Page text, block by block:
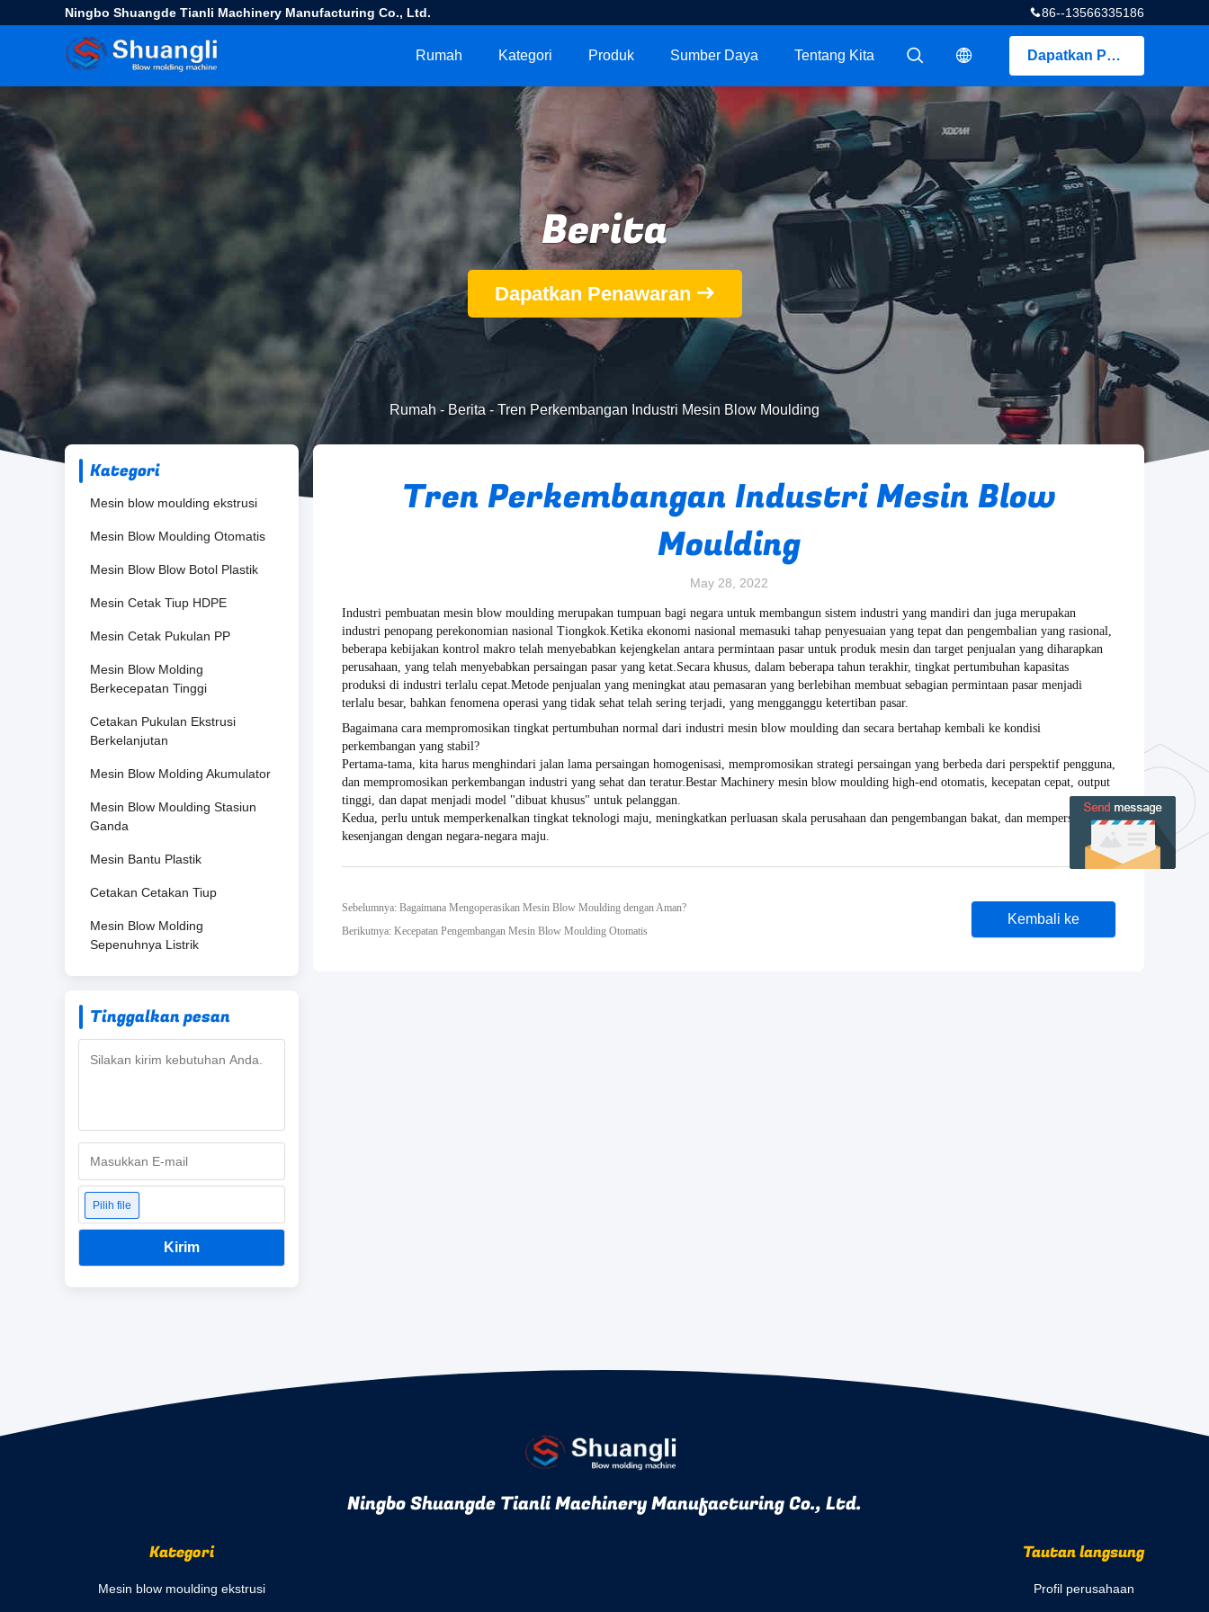
Ningbo Shuangde Tianli Machinery Manufacturing Co., Ltd. 86--13566335186
Dapatkan Penawaran
描述
描述
Rumah Kategori Produk Sumber Daya Tentang Kita
Berita
Dapatkan Penawaran
Rumah - Berita - Tren Perkembangan Industri Mesin Blow Moulding
Kategori
Mesin blow moulding ekstrusi
Mesin Blow Moulding Otomatis
Mesin Blow Blow Botol Plastik
Mesin Cetak Tiup HDPE
Mesin Cetak Pukulan PP
Mesin Blow Molding
Berkecepatan Tinggi
Cetakan Pukulan Ekstrusi
Berkelanjutan
Mesin Blow Molding Akumulator
Mesin Blow Moulding Stasiun
Ganda
Mesin Bantu Plastik
Cetakan Cetakan Tiup
Mesin Blow Molding
Sepenuhnya Listrik
Tinggalkan pesan
Pilih file
Kirim
Tren Perkembangan Industri Mesin Blow
Moulding
May 28, 2022
Industri pembuatan mesin blow moulding merupakan tumpuan bagi negara untuk membangun sistem industri yang mandiri dan juga merupakan
industri penopang perekonomian nasional Tiongkok.Ketika ekonomi nasional memasuki tahap penyesuaian yang tepat dan pengembalian yang rasional,
beberapa kebijakan kontrol makro telah menyebabkan kejengkelan antara permintaan pasar untuk produk mesin dan target penjualan yang diharapkan
perusahaan, yang telah menyebabkan persaingan pasar yang ketat.Secara khusus, dalam beberapa tahun terakhir, tingkat pertumbuhan kapasitas
produksi di industri terlalu cepat.Metode penjualan yang meningkat atau pemasaran yang berlebihan membuat sebagian permintaan pasar menjadi
terlalu besar, bahkan fenomena operasi yang tidak sehat telah sering terjadi, yang mengganggu ketertiban pasar.
Bagaimana cara mempromosikan tingkat pertumbuhan normal dari industri mesin blow moulding dan secara bertahap kembali ke kondisi
perkembangan yang stabil?
Pertama-tama, kita harus menghindari jalan lama persaingan homogenisasi, mempromosikan strategi persaingan yang berbeda dari perspektif pengguna,
dan mempromosikan perkembangan industri yang sehat dan teratur.Bestar Machinery mesin blow moulding high-end otomatis, kecepatan cepat, output
tinggi, dan dapat menjadi model "dibuat khusus" untuk pelanggan.
Kedua, perlu untuk memperkenalkan tingkat teknologi maju, meningkatkan perluasan skala perusahaan dan pengembangan bakat, dan mempersempit
kesenjangan dengan negara-negara maju.
Sebelumnya: Bagaimana Mengoperasikan Mesin Blow Moulding dengan Aman?
Berikutnya: Kecepatan Pengembangan Mesin Blow Moulding Otomatis
Kembali ke
Ningbo Shuangde Tianli Machinery Manufacturing Co., Ltd.
Kategori
Mesin blow moulding ekstrusi
Tautan langsung
Profil perusahaan